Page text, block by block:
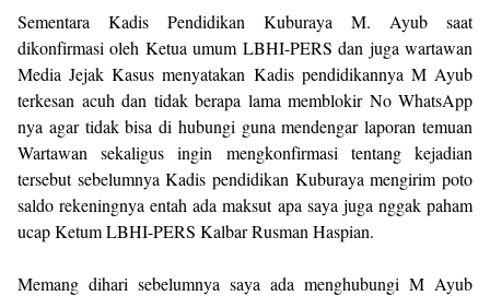
Sementara Kadis Pendidikan Kuburaya M. Ayub saat
dikonfirmasi oleh Ketua umum LBHI-PERS dan juga wartawan
Media Jejak Kasus menyatakan Kadis pendidikannya M Ayub
terkesan acuh dan tidak berapa lama memblokir No WhatsApp
nya agar tidak bisa di hubungi guna mendengar laporan temuan
Wartawan sekaligus ingin mengkonfirmasi tentang kejadian
tersebut sebelumnya Kadis pendidikan Kuburaya mengirim poto
saldo rekeningnya entah ada maksut apa saya juga nggak paham
ucap Ketum LBHI-PERS Kalbar Rusman Haspian.
Memang dihari sebelumnya saya ada menghubungi M Ayub